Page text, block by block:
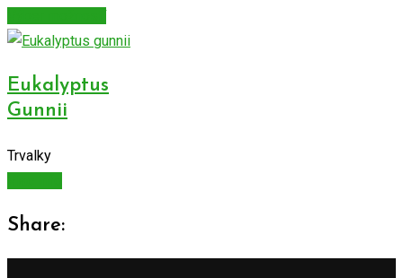
Eukalyptus
Gunnii
Trvalky
Share: